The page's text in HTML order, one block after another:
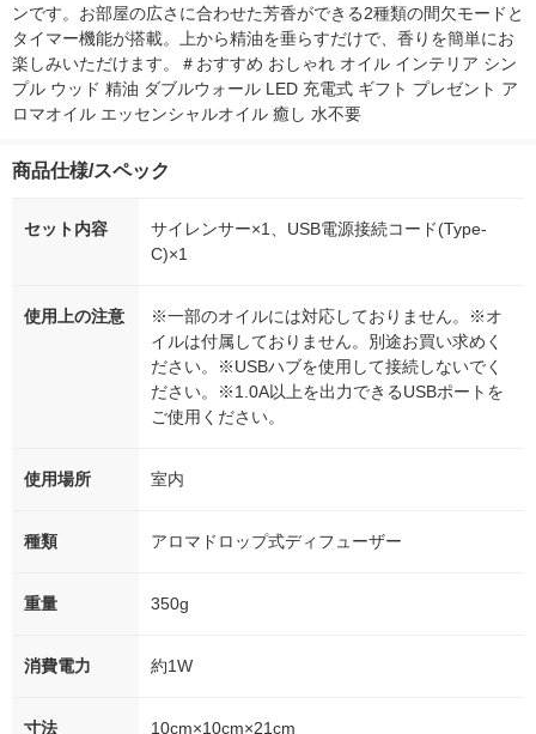
ンです。お部屋の広さに合わせた芳香ができる2種類の間欠モードと
タイマー機能が搭載。上から精油を垂らすだけで、香りを簡単にお
楽しみいただけます。＃おすすめ おしゃれ オイル インテリア シン
プル ウッド 精油 ダブルウォール LED 充電式 ギフト プレゼント ア
ロマオイル エッセンシャルオイル 癒し 水不要
商品仕様/スペック
セット内容
サイレンサー×1、USB電源接続コード(Type-
C)×1
使用上の注意
※一部のオイルには対応しておりません。※オ
イルは付属しておりません。別途お買い求めく
ださい。※USBハブを使用して接続しないでく
ださい。※1.0A以上を出力できるUSBポートを
ご使用ください。
使用場所 室内
種類 アロマドロップ式ディフューザー
重量 350g
消費電力 約1W
寸法 10cm×10cm×21cm